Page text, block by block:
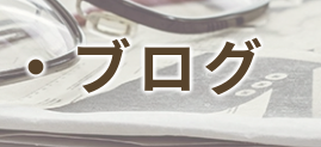
‧ブログ